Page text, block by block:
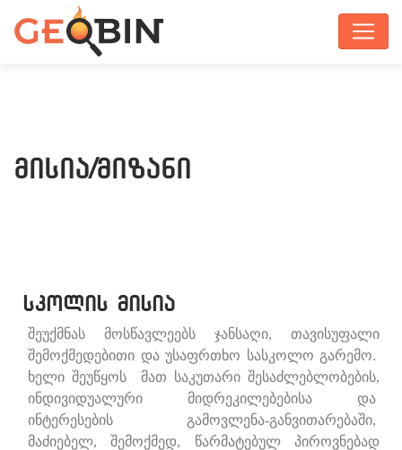
მისია/მიზანი
სკოლის მისია
შეუქმნას მოსწავლეებს ჯანსაღი, თავისუფალი
შემოქმედე­ბითი და უსაფრთხო სასკოლო გარემო.
ხელი შეუწყოს
მათ საკუთარი შესაძლებლობების,
ინდივიდუალური მიდრეკილებებისა და
ინტერესების გამოვლენა-განვითარებაში,
მაძიებელ,შემოქმედ, წარმატებულ პიროვნებად